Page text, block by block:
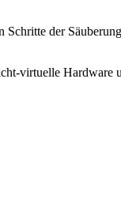
der
virtuelle